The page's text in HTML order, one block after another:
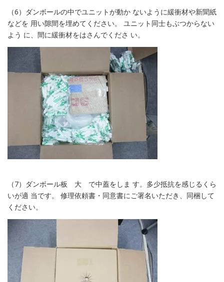
（6）ダンボールの中でユニットが動か ないように緩衝材や新聞紙
などを 用い隙間を埋めてください。 ユニット同士もぶつからない
よう に、間に緩衝材をはさんでくださ い。
（7）ダンボール板 大 で中蓋をしま す。多少抵抗を感じるくら
いが適 当です。 修理依頼書・同意書にご署名いただき、同梱して
ください。